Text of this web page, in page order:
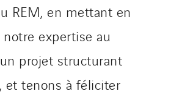
REM, en mettant en
expertise au
projet structurant
et tenons à féliciter